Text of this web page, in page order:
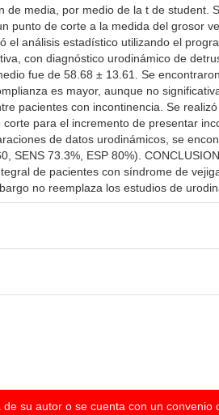
media, por medio de la t de student.
punto de corte a la medida del grosor
el análisis estadístico utilizando el
con diagnóstico urodinámico de
fue de 58.68 ± 13.61. Se
es mayor, aunque no
pacientes con incontinencia. Se
para el incremento de presentar
de datos urodinámicos, se
SENS 73.3%, ESP 80%).
de pacientes con síndrome de
no reemplaza los estudios de
su autor o se cuenta con un convenio